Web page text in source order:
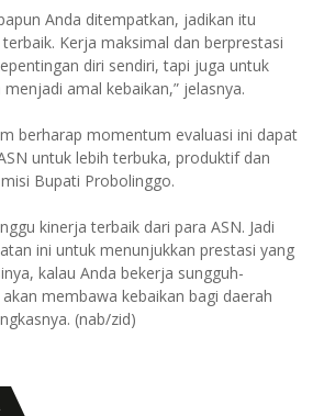
Anda ditempatkan, jadikan itu
Kerja maksimal dan berprestasi
diri sendiri, tapi juga untuk
amal kebaikan,” jelasnya.
berharap momentum evaluasi ini dapat
untuk lebih terbuka, produktif dan
Bupati Probolinggo.
kinerja terbaik dari para ASN. Jadi
ini untuk menunjukkan prestasi yang
kalau Anda bekerja sungguh-
membawa kebaikan bagi daerah
(nab/zid)